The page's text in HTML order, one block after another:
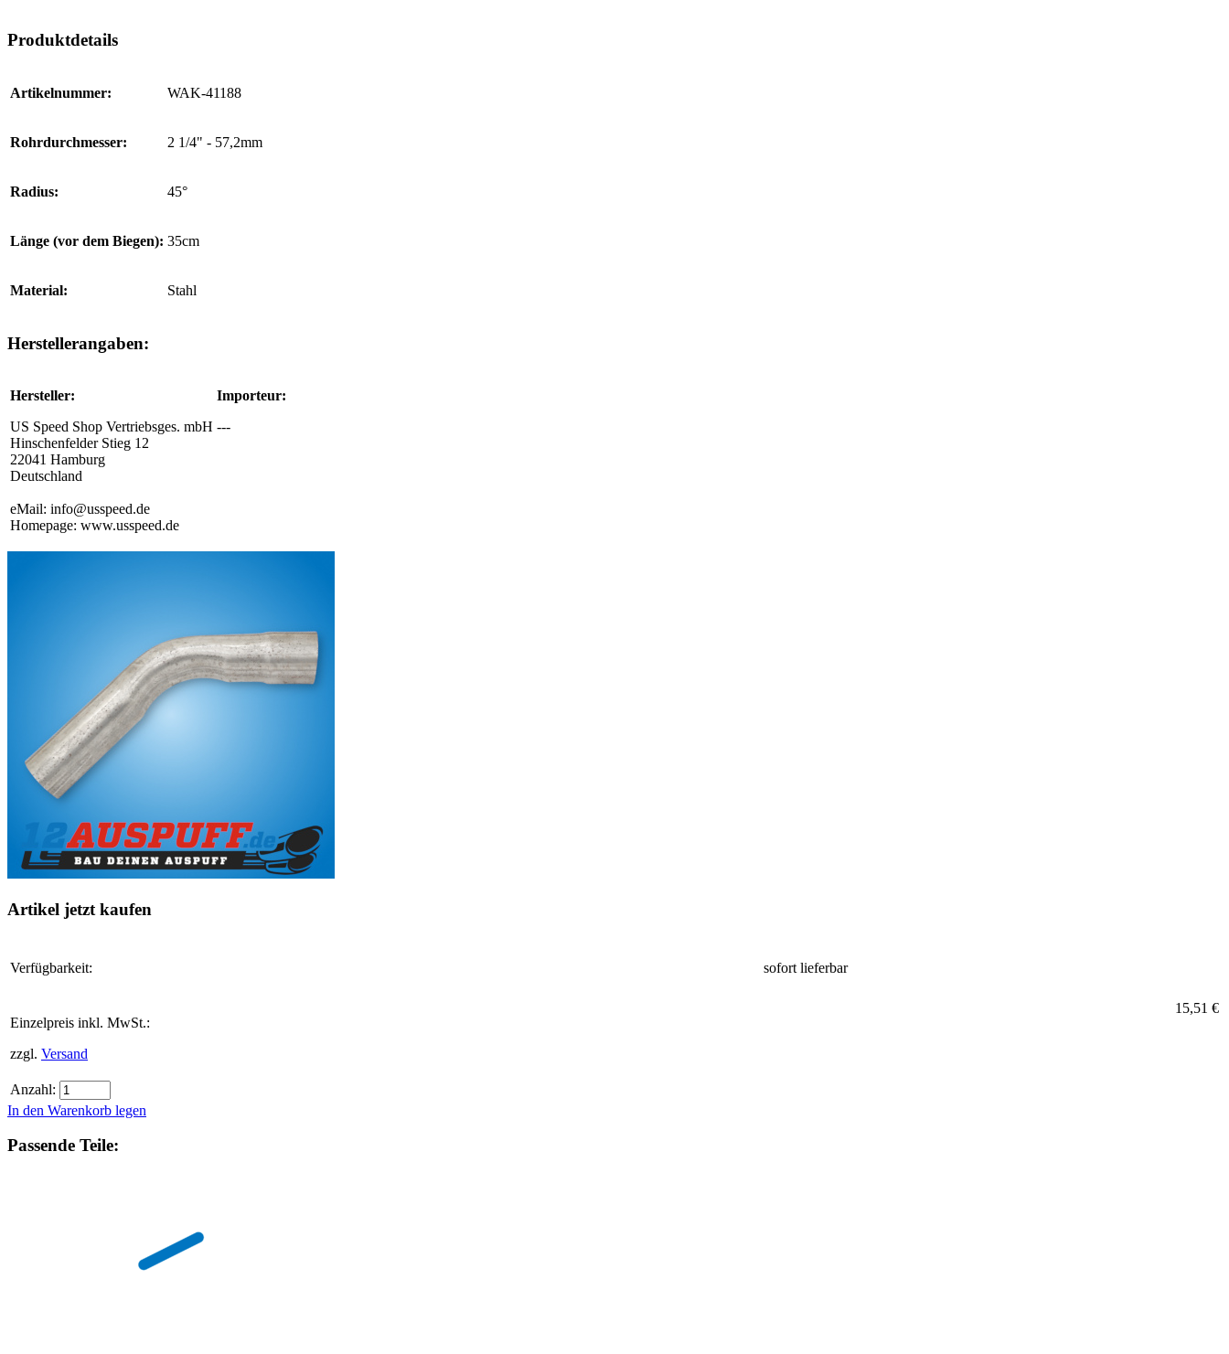
Produktdetails
Artikelnummer: WAK-41188
Rohrdurchmesser: 2 1/4" - 57,2mm
Radius: 45°
Länge (vor dem Biegen): 35cm
Material: Stahl
Herstellerangaben:
Hersteller:
US Speed Shop Vertriebsges. mbH
Hinschenfelder Stieg 12
22041 Hamburg
Deutschland
eMail: info@usspeed.de
Homepage: www.usspeed.de
Importeur:
---
Artikel jetzt kaufen
Verfügbarkeit: sofort lieferbar
Einzelpreis inkl. MwSt.:
zzgl. Versand
15,51 €
Anzahl:
In den Warenkorb legen
Passende Teile: